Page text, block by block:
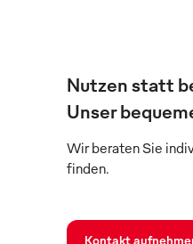
Nutzen statt
Unser
Wir beraten Sie
finden.
Kontakt